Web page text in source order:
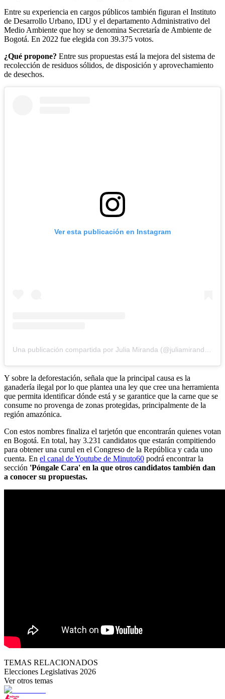
Entre su experiencia en cargos públicos también figuran el Instituto
de Desarrollo Urbano, IDU y el departamento Administrativo del
Medio Ambiente que hoy se denomina Secretaría de Ambiente de
Bogotá. En 2022 fue elegida con 39.375 votos.
¿Qué propone? Entre sus propuestas está la mejora del sistema de
recolección de residuos sólidos, de disposición y aprovechamiento
de desechos.
Ver esta publicación en Instagram
Y sobre la deforestación, señala que la principal causa es la
ganadería ilegal por lo que plantea una ley que cree una herramienta
que permita identificar dónde está y se garantice que la carne que se
consume no provenga de zonas protegidas, principalmente de la
región amazónica.
Con estos nombres finaliza el tarjetón que encontrarán quienes votan
en Bogotá. En total, hay 3.231 candidatos que estarán compitiendo
para obtener una curul en el Congreso de la República y cada uno
cuenta. En el canal de Youtube de Minuto60 podrá encontrar la
sección 'Póngale Cara' en la que otros candidatos también dan
a conocer su propuestas.
TEMAS RELACIONADOS
Elecciones Legislativas 2026
Ver otros temas